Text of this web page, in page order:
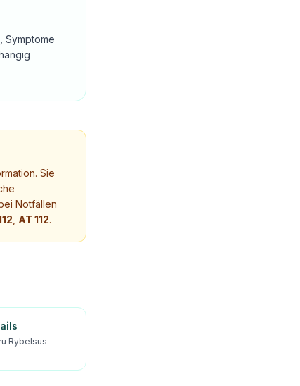
Symptome
Sie
Notfällen
AT 112.
Rybelsus